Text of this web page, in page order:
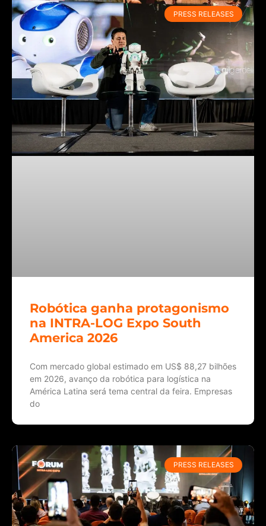
PRESS RELEASES
Robótica ganha protagonismo
na INTRA-LOG Expo South
America 2026
Com mercado global estimado em US$ 88,27 bilhões
em 2026, avanço da robótica para logística na
América Latina será tema central da feira. Empresas
do
PRESS RELEASES